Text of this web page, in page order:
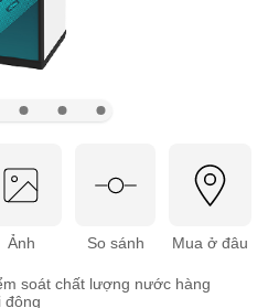
Ảnh So sánh Mua ở đâu
soát chất lượng nước hàng
động